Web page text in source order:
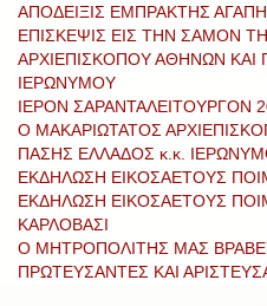
ΑΠΟΔΕΙΞΙΣ ΕΜΠΡΑΚΤΗΣ
ΕΠΙΣΚΕΨΙΣ ΕΙΣ ΤΗΝ ΣΑΜΟΝ
ΑΡΧΙΕΠΙΣΚΟΠΟΥ ΑΘΗΝΩΝ ΚΑΙ
ΙΕΡΩΝΥΜΟΥ
ΙΕΡΟΝ ΣΑΡΑΝΤΑΛΕΙΤΟΥΡΓΟΝ
Ο ΜΑΚΑΡΙΩΤΑΤΟΣ
ΠΑΣΗΣ ΕΛΛΑΔΟΣ κ.κ.
ΕΚΔΗΛΩΣΗ ΕΙΚΟΣΑΕΤΟΥΣ
ΕΚΔΗΛΩΣΗ ΕΙΚΟΣΑΕΤΟΥΣ
ΚΑΡΛΟΒΑΣΙ
Ο ΜΗΤΡΟΠΟΛΙΤΗΣ ΜΑΣ
ΠΡΩΤΕΥΣΑΝΤΕΣ ΚΑΙ